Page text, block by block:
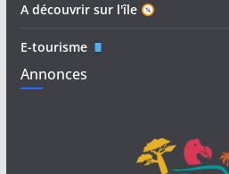
A découvrir sur l'île
E-tourisme
Annonces